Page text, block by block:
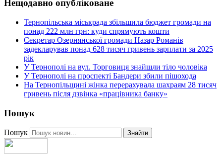
Нещодавно опубліковане
Тернопільська міськрада збільшила бюджет громади на
понад 222 млн грн: куди спрямують кошти
Секретар Озернянської громади Назар Романів
задекларував понад 628 тисяч гривень зарплати за 2025
рік
У Тернополі на вул. Торговиця знайшли тіло чоловіка
У Тернополі на проспекті Бандери збили пішохода
На Тернопільщині жінка перерахувала шахраям 28 тисяч
гривень після дзвінка «працівника банку»
Пошук
Пошук Знайти